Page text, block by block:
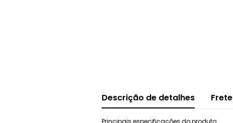
Descrição de detalhes Frete
Principais especificações do produto: